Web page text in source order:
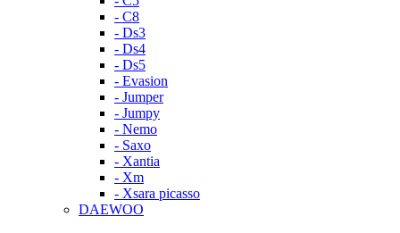
- C8
- Ds3
- Ds4
- Ds5
- Evasion
- Jumper
- Jumpy
- Nemo
- Saxo
- Xantia
- Xm
- Xsara picasso
DAEWOO